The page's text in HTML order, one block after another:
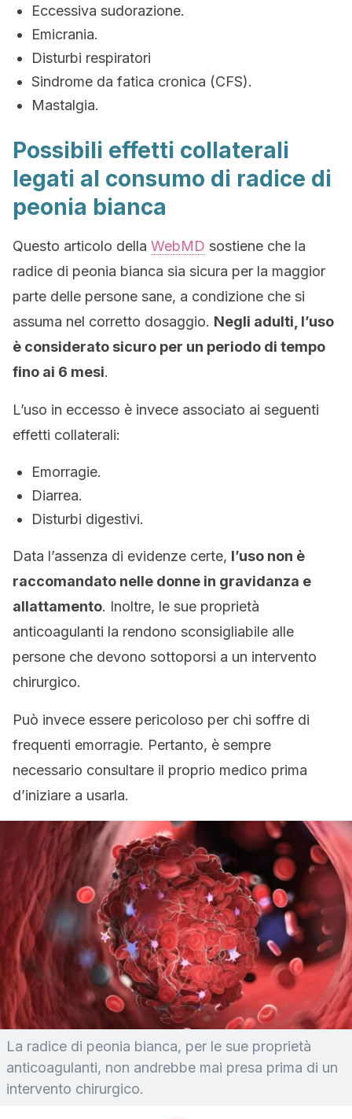
Eccessiva sudorazione.
Emicrania.
Disturbi respiratori
Sindrome da fatica cronica (CFS).
Mastalgia.
Possibili effetti collaterali
legati al consumo di radice di
peonia bianca
Questo articolo della WebMD sostiene che la
radice di peonia bianca sia sicura per la maggior
parte delle persone sane, a condizione che si
assuma nel corretto dosaggio. Negli adulti, l’uso
è considerato sicuro per un periodo di tempo
fino ai 6 mesi.
L’uso in eccesso è invece associato ai seguenti
effetti collaterali:
Emorragie.
Diarrea.
Disturbi digestivi.
Data l’assenza di evidenze certe, l’uso non è
raccomandato nelle donne in gravidanza e
allattamento. Inoltre, le sue proprietà
anticoagulanti la rendono sconsigliabile alle
persone che devono sottoporsi a un intervento
chirurgico.
Può invece essere pericoloso per chi soffre di
frequenti emorragie. Pertanto, è sempre
necessario consultare il proprio medico prima
d’iniziare a usarla.
La radice di peonia bianca, per le sue proprietà
anticoagulanti, non andrebbe mai presa prima di un
intervento chirurgico.